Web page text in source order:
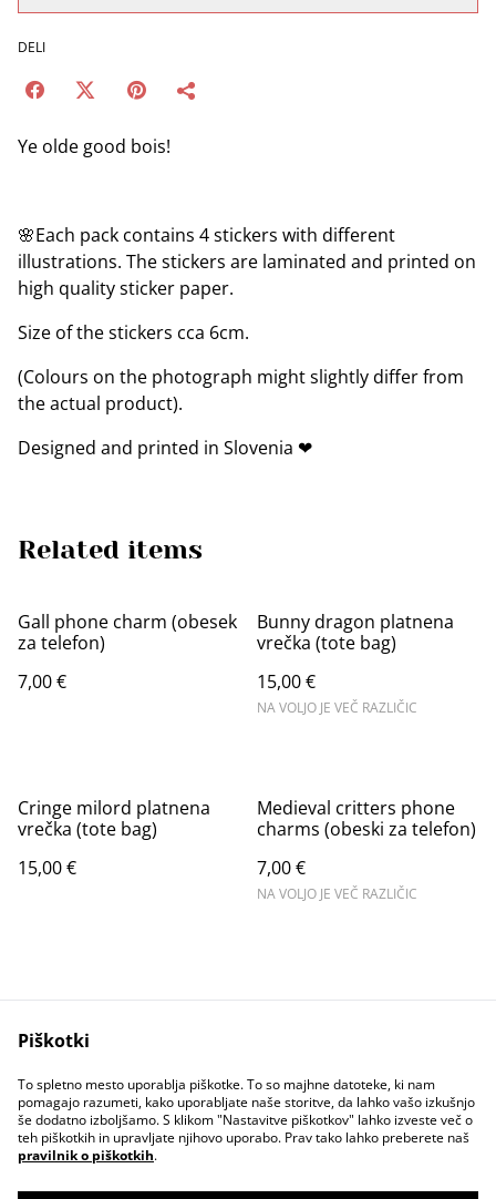
DELI
Ye olde good bois!
🌸Each pack contains 4 stickers with different
illustrations. The stickers are laminated and printed on
high quality sticker paper.
Size of the stickers cca 6cm.
(Colours on the photograph might slightly differ from
the actual product).
Designed and printed in Slovenia ❤
Related items
Gall phone charm (obesek
za telefon)
7,00 €
Bunny dragon platnena
vrečka (tote bag)
15,00 €
NA VOLJO JE VEČ RAZLIČIC
Cringe milord platnena
vrečka (tote bag)
15,00 €
Medieval critters phone
charms (obeski za telefon)
7,00 €
NA VOLJO JE VEČ RAZLIČIC
Contact Us
Legal Terms
Privacy Policy
Cookie Policy
Piškotki
To spletno mesto uporablja piškotke. To so majhne datoteke, ki nam
pomagajo razumeti, kako uporabljate naše storitve, da lahko vašo izkušnjo
še dodatno izboljšamo. S klikom "Nastavitve piškotkov" lahko izveste več o
teh piškotkih in upravljate njihovo uporabo. Prav tako lahko preberete naš
pravilnik o piškotkih.